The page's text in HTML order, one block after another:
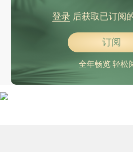
登录后获取已订阅
订阅
全年畅览 轻松